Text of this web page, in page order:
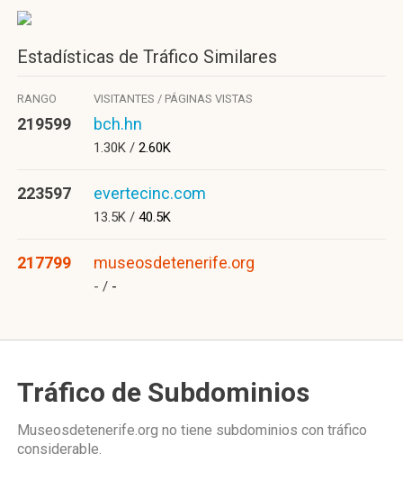
Estadísticas de Tráfico Similares
RANGO VISITANTES / PÁGINAS VISTAS
219599 bch.hn
1.30K / 2.60K
223597 evertecinc.com
13.5K / 40.5K
217799 museosdetenerife.org
- / -
Tráfico de Subdominios
Museosdetenerife.org no tiene subdominios con tráfico
considerable.